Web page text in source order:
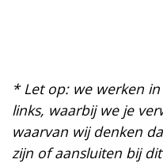
* Let op: we werken
links, waarbij we je
waarvan wij denken
zijn of aansluiten bij